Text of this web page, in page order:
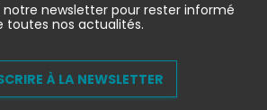
newsletter pour rester informé
toutes nos actualités.
À LA NEWSLETTER